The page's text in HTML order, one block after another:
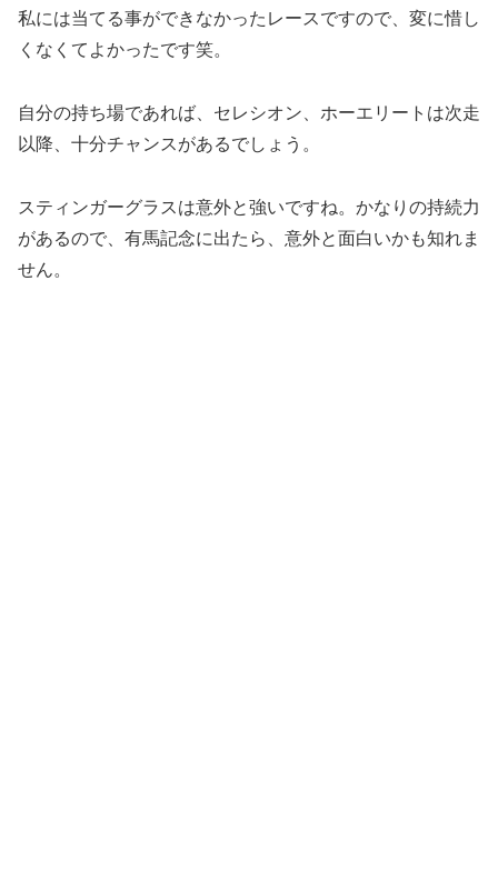
私には当てる事ができなかったレースですので、変に惜し
くなくてよかったです笑。
自分の持ち場であれば、セレシオン、ホーエリートは次走
以降、十分チャンスがあるでしょう。
スティンガーグラスは意外と強いですね。かなりの持続力
があるので、有馬記念に出たら、意外と面白いかも知れま
せん。